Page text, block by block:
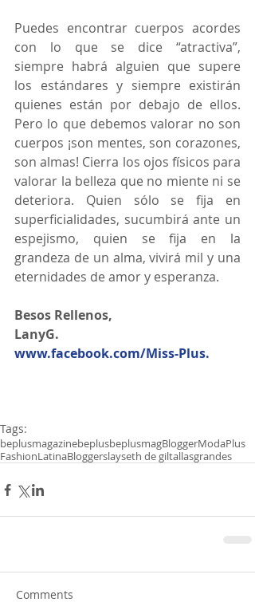
Puedes encontrar cuerpos acordes
con lo que se dice “atractiva”,
siempre habrá alguien que supere
los estándares y siempre existirán
quienes están por debajo de ellos.
Pero lo que debemos valorar no son
cuerpos ¡son mentes, son corazones,
son almas! Cierra los ojos físicos para
valorar la belleza que no miente ni se
deteriora. Quien sólo se fija en
superficialidades, sucumbirá ante un
espejismo, quien se fija en la
grandeza de un alma, vivirá mil y una
eternidades de amor y esperanza.
Besos Rellenos,
LanyG.
www.facebook.com/Miss-Plus.
Tags:
beplusmagazinebeplusbeplusmagBloggerModaPlus
FashionLatinaBloggerslayseth de giltallasgrandes
Comments